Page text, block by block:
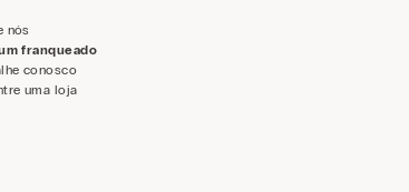
nós
franqueado
conosco
uma loja